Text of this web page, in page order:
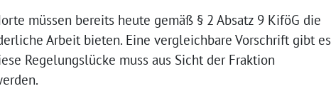
müssen bereits heute gemäß § 2 Absatz 9 KiföG die
Arbeit bieten. Eine vergleichbare Vorschrift gibt es
Regelungslücke muss aus Sicht der Fraktion